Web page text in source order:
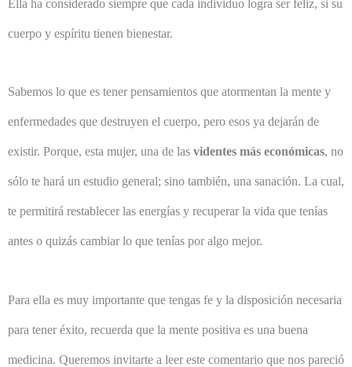
Ella ha considerado siempre que cada individuo logra ser feliz, si su
cuerpo y espíritu tienen bienestar.
Sabemos lo que es tener pensamientos que atormentan la mente y
enfermedades que destruyen el cuerpo, pero esos ya dejarán de
existir. Porque, esta mujer, una de las videntes más económicas, no
sólo te hará un estudio general; sino también, una sanación. La cual,
te permitirá restablecer las energías y recuperar la vida que tenías
antes o quizás cambiar lo que tenías por algo mejor.
Para ella es muy importante que tengas fe y la disposición necesaria
para tener éxito, recuerda que la mente positiva es una buena
medicina. Queremos invitarte a leer este comentario que nos pareció